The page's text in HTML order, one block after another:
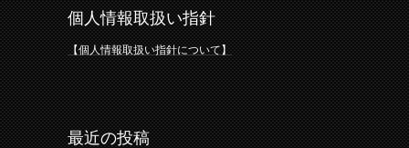
個人情報取扱い指針
【個人情報取扱い指針について】
最近の投稿